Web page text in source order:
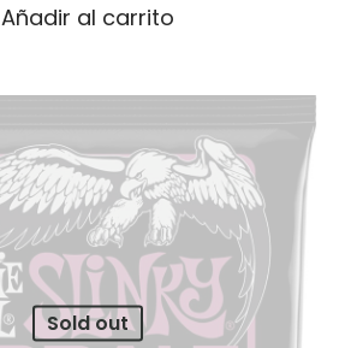
Añadir al carrito
Sold out